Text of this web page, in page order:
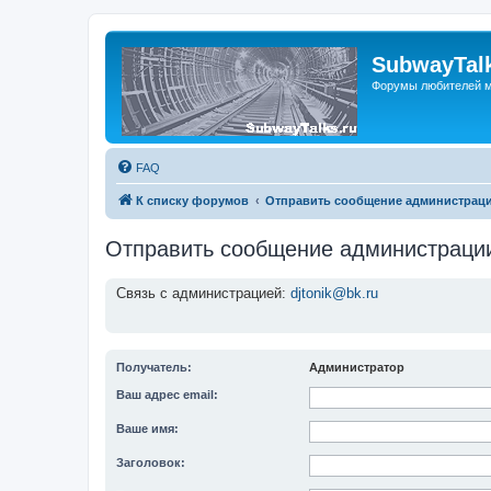
Форумы любителей
FAQ
К списку форумов Отправить сообщение
Отправить сообщение
Связь с администрацией: djtonik@bk.ru
Получатель: Администратор
Ваш адрес email:
Ваше имя:
Заголовок: